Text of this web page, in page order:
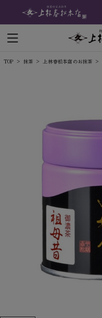
TOP 抹茶 上林春松本店のお抹茶